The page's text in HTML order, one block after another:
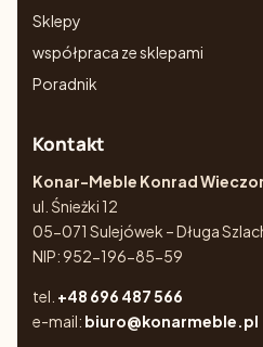
Sklepy
współpraca ze sklepami
Poradnik
Kontakt
Konar-Meble Konrad
ul. Śnieżki 12
05-071 Sulejówek – Długa
NIP: 952-196-85-59
tel. +48 696 487 566
e-mail: biuro@konarmeble.pl